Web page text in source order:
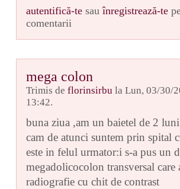
autentifică-te sauînregistrează-te
comentarii
mega colon
Trimis de florinsirbu la Lun, 03/30/
13:42.
buna ziua ,am un baietel de 2
cam de atunci suntem prin spital
este in felul urmator:i s-a pus un
megadolicocolon transversal care
radiografie cu chit de contrast